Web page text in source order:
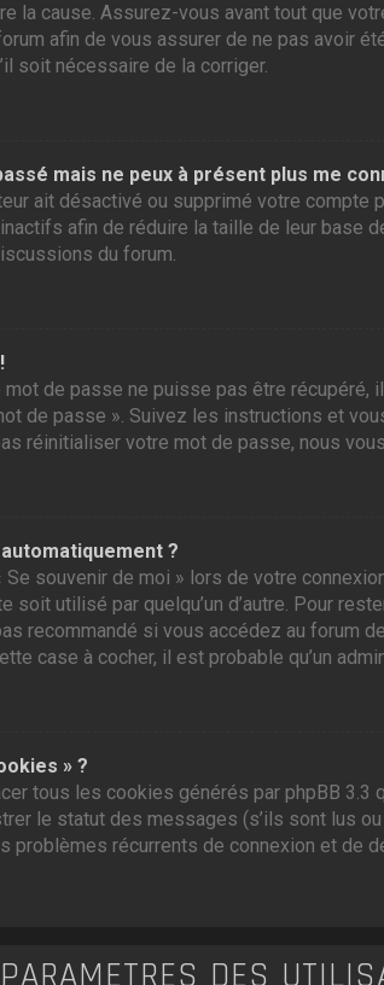
la cause. Assurez-vous avant tout que
afin de vous assurer de ne pas avoir
soit nécessaire de la corriger.
mais ne peux à présent plus me
ait désactivé ou supprimé votre
afin de réduire la taille de leur base
du forum.
mot de passe ne puisse pas être
de passe ». Suivez les instructions et
réinitialiser votre mot de passe, nous
?
souvenir de moi » lors de votre
soit utilisé par quelqu’un d’autre. Pour
recommandé si vous accédez au forum
case à cocher, il est probable qu’un
» ?
tous les cookies générés par phpBB
le statut des messages (s’ils sont lus
problèmes récurrents de connexion et de
DES